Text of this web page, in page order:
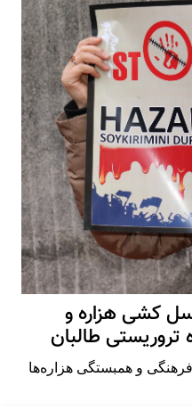
کشی هزاره و
طالبان
و همبستگی هزاره‌ها